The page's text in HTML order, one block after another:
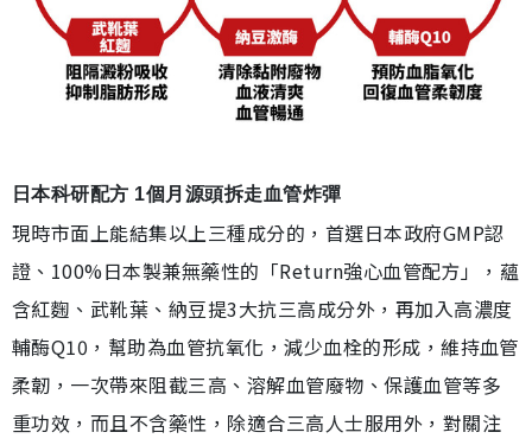
日本科研配方 1個月源頭拆走血管炸彈
現時市面上能結集以上三種成分的，首選日本政府GMP認
證、100%日本製兼無藥性的「Return強心血管配方」，蘊
含紅麴、武靴葉、納豆提3大抗三高成分外，再加入高濃度
輔酶Q10，幫助為血管抗氧化，減少血栓的形成，維持血管
柔韌，一次帶來阻截三高、溶解血管廢物、保護血管等多
重功效，而且不含藥性，除適合三高人士服用外，對關注